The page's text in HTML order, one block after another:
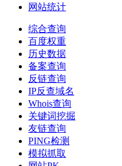
网站统计
综合查询
百度权重
历史数据
备案查询
反链查询
IP反查域名
Whois查询
关键词挖掘
友链查询
PING检测
模拟抓取